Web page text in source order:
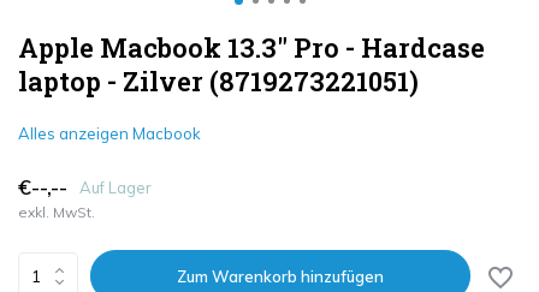
Apple Macbook 13.3" Pro - Hardcase
laptop - Zilver (8719273221051)
Alles anzeigen Macbook
€--,-- Auf Lager
exkl. MwSt.
Zum Warenkorb hinzufügen